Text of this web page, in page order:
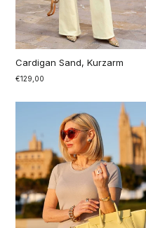
Cardigan Sand, Kurzarm
€129,00